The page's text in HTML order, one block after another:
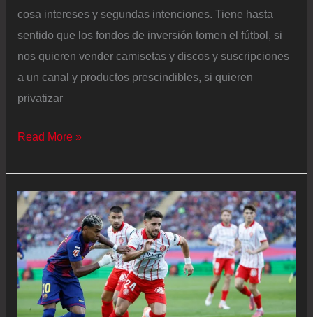
cosa intereses y segundas intenciones. Tiene hasta
sentido que los fondos de inversión tomen el fútbol, si
nos quieren vender camisetas y discos y suscripciones
a un canal y productos prescindibles, si quieren
privatizar
Rosalía,
y
los
últimos
románticos
Read More »